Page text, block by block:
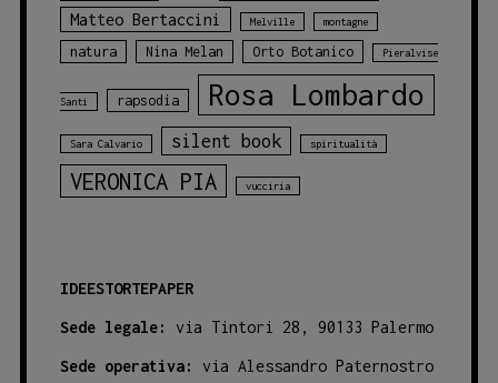
Matteo Bertaccini Melville montagne
natura Nina Melan Orto Botanico Pieralvise
Santi rapsodia Rosa Lombardo
Sara Calvario silent book spiritualità
VERONICA PIA vucciria
IDEESTORTEPAPER
Sede legale: via Tintori 28, 90133 Palermo
Sede operativa:
via Alessandro Paternostro